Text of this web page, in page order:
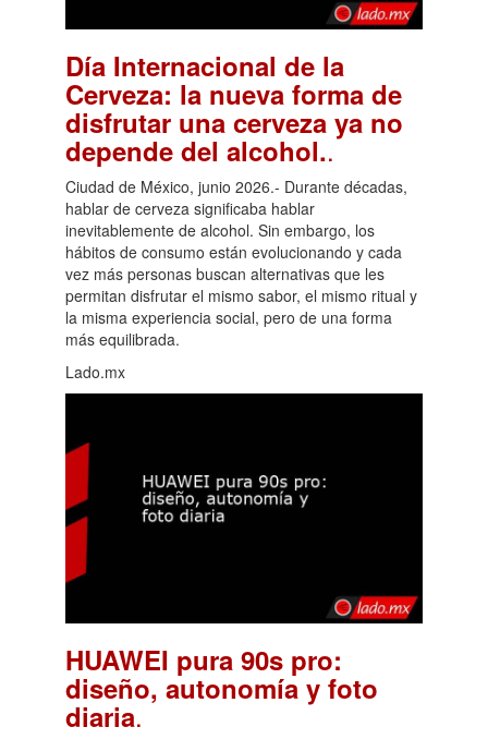
Día Internacional de la
Cerveza: la nueva forma de
disfrutar una cerveza ya no
depende del alcohol..
Ciudad de México, junio 2026.- Durante décadas,
hablar de cerveza significaba hablar
inevitablemente de alcohol. Sin embargo, los
hábitos de consumo están evolucionando y cada
vez más personas buscan alternativas que les
permitan disfrutar el mismo sabor, el mismo ritual y
la misma experiencia social, pero de una forma
más equilibrada.
Lado.mx
HUAWEI pura 90s pro:
diseño, autonomía y foto
diaria.